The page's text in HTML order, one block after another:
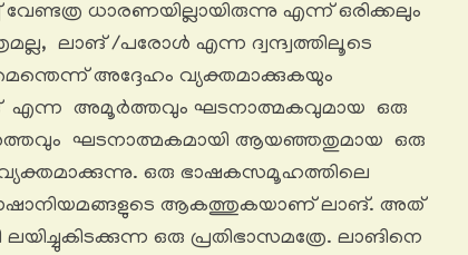
ധാരണയില്ലായിരുന്നു എന്ന് ഒരിക്കലും
ലാങ് /പരോൾ എന്ന ദ്വന്ദ്വത്തിലൂടെ
അദ്ദേഹം വ്യക്തമാക്കുകയും
എന്ന അമൂർത്തവും ഘടനാത്മകവുമായ ഒരു
ഘടനാത്മകമായി ആയഞ്ഞതുമായ ഒരു
ഒരു ഭാഷകസമൂഹത്തിലെ
ആകത്തുകയാണ് ലാങ്. അത്
ഒരു പ്രതിഭാസമത്രേ. ലാങിനെ